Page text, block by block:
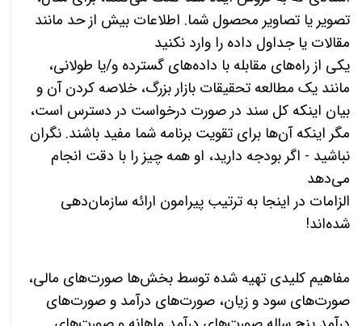
تصویر یا تصاویر محصول شما. اطلاعات بیش از حد مانند
مقالات یا جداول داده را وارد نکنید
یکی از راه‌های مقابله با داده‌های گسترده و/یا طولانی،
مانند یک مطالعه تحقیقات بازار بزرگ، خلاصه کردن آن و
بیان اینکه کل سند در صورت درخواست در دسترس است،
مگر اینکه آن‌ها برای تقویت برنامه شما مفید باشند. نگران
نباشید - اگر بودجه دارید، او همه چیز را با دقت انجام
می‌دهد
الزامات در اینجا به ترتیب پیرامون ارائه سازمان‌دهی
شده‌اند!
مفاهیم کلیدی تهیه شده توسط بخش‌ها صورت‌های مالی،
صورت‌های سود و زیان، صورت‌های درآمد و صورت‌های